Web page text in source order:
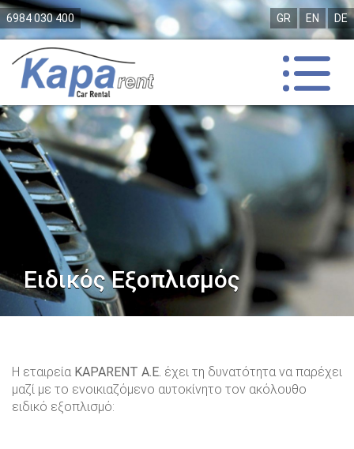
6984 030 400 GR EN DE
Ειδικός Εξοπλισμός
Η εταιρεία KAPARENT Α.Ε. έχει τη δυνατότητα να παρέχει
μαζί με το ενοικιαζόμενο αυτοκίνητο τον ακόλουθο
ειδικό εξοπλισμό: